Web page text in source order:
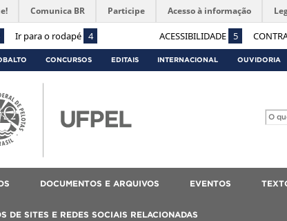
Ir para o rodapé 4 ACESSIBILIDADE 5
Comunica BR Participe Acesso à informação
CONCURSOS EDITAIS INTERNACIONAL OUVIDORIA
DOCUMENTOS E ARQUIVOS EVENTOS
DE SITES E REDES SOCIAIS RELACIONADAS